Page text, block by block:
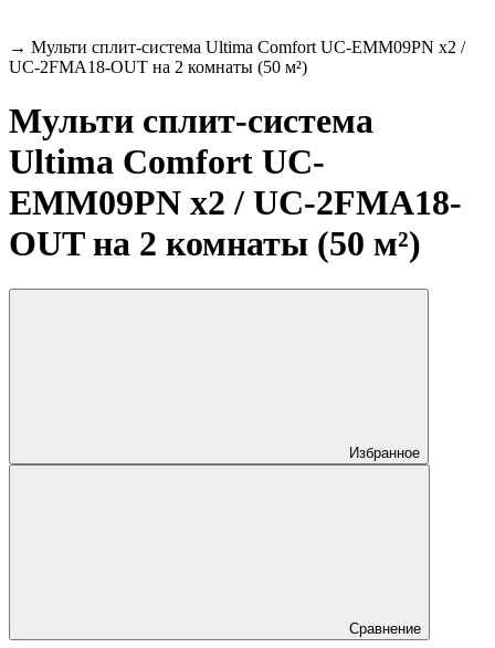
→ Мульти сплит-система Ultima Comfort UC-EMM09PN x2 /
UC-2FMA18-OUT на 2 комнаты (50 м²)
Мульти сплит-система
Ultima Comfort UC-
EMM09PN x2 / UC-2FMA18-
OUT на 2 комнаты (50 м²)
Избранное
Сравнение